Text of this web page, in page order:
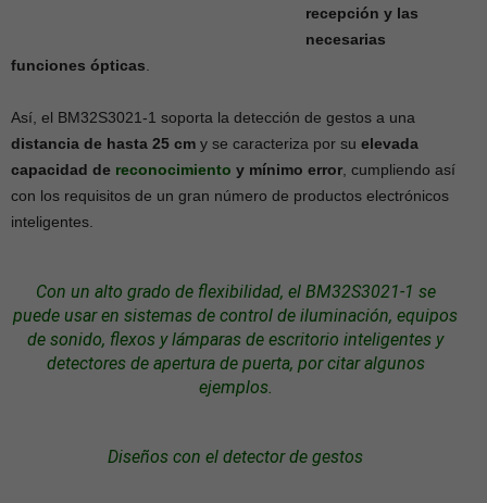
recepción y las
necesarias
funciones ópticas
Así, el BM32S3021-1 soporta la detección de gestos a una
distancia de hasta 25 cm y se caracteriza por su elevada
capacidad de reconocimiento y mínimo error , cumpliendo así
con los requisitos de un gran número de productos electrónicos
inteligentes.
Con un alto grado de flexibilidad, el BM32S3021-1 se
puede usar en sistemas de control de iluminación, equipos
de sonido, flexos y lámparas de escritorio inteligentes y
detectoresde apertura de puerta, por citar algunos
ejemplos.
Diseños con el detector de gestos